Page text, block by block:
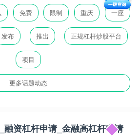
免费 限制 重庆 一座
发布 推出 正规杠杆炒股平台
项目
更多话题动态
融资杠杆申请_金融高杠杆申请